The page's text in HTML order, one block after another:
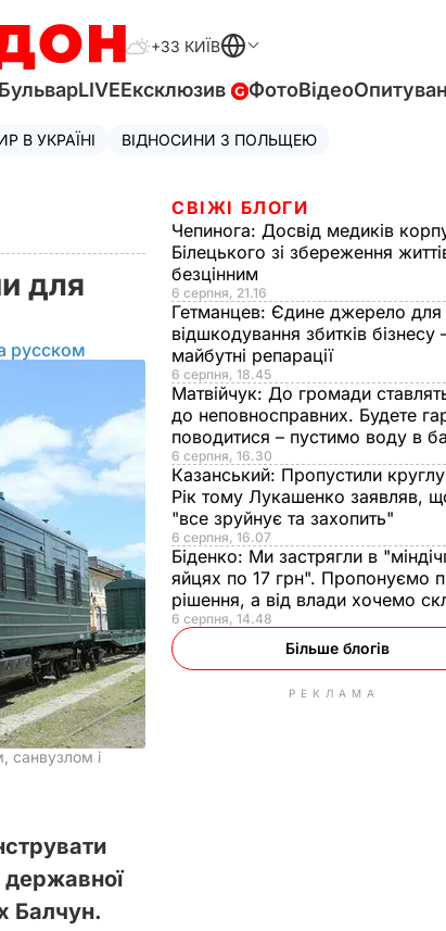
+33 КИЇВ
БульварLIVEЕксклюзив ФотоВідео
В УКРАЇНІ ВІДНОСИНИ З ПОЛЬЩЕЮ
для
русском
санвузлом і
державної
Балчун.
СВІЖІ БЛОГИ
Чепинога: Досвід медиків
Білецького зі збереження
безцінним
6 серпня, 21.16
Гетманцев: Єдине джерело для
відшкодування збитків бізнесу
майбутні репарації
6 серпня, 18.45
Матвійчук: До громади
до неповносправних. Будете
поводитися – пустимо воду в
6 серпня, 16.30
Казанський: Пропустили
Рік тому Лукашенко заявляв,
"все зруйнує та захопить"
6 серпня, 16.07
Біденко: Ми застрягли в
яйцях по 17 грн". Пропонуємо
рішення, а від влади хочемо
6 серпня, 14.48
Більше блогів
РЕКЛАМА